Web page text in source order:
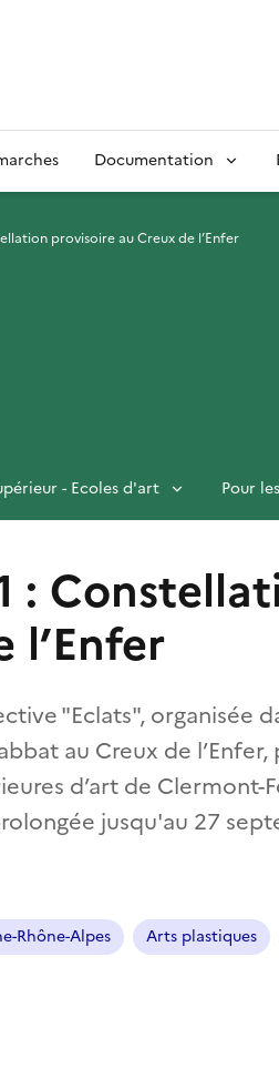
Documentation
provisoire au Creux de l’Enfer
- Ecoles d'art Pour
:
l’Enfer
"Eclats", organisée
au Creux de
d’art de
jusqu'au 27
Rhône-Alpes Arts plastiques